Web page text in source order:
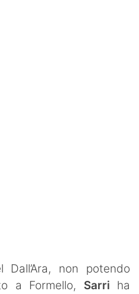
non potendo
a Formello, Sarri ha